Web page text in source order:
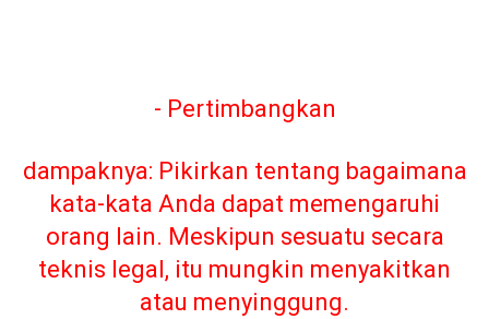
- Pertimbangkan
dampaknya: Pikirkan tentang bagaimana
kata-kata Anda dapat memengaruhi
orang lain. Meskipun sesuatu secara
teknis legal, itu mungkin menyakitkan
atau menyinggung.